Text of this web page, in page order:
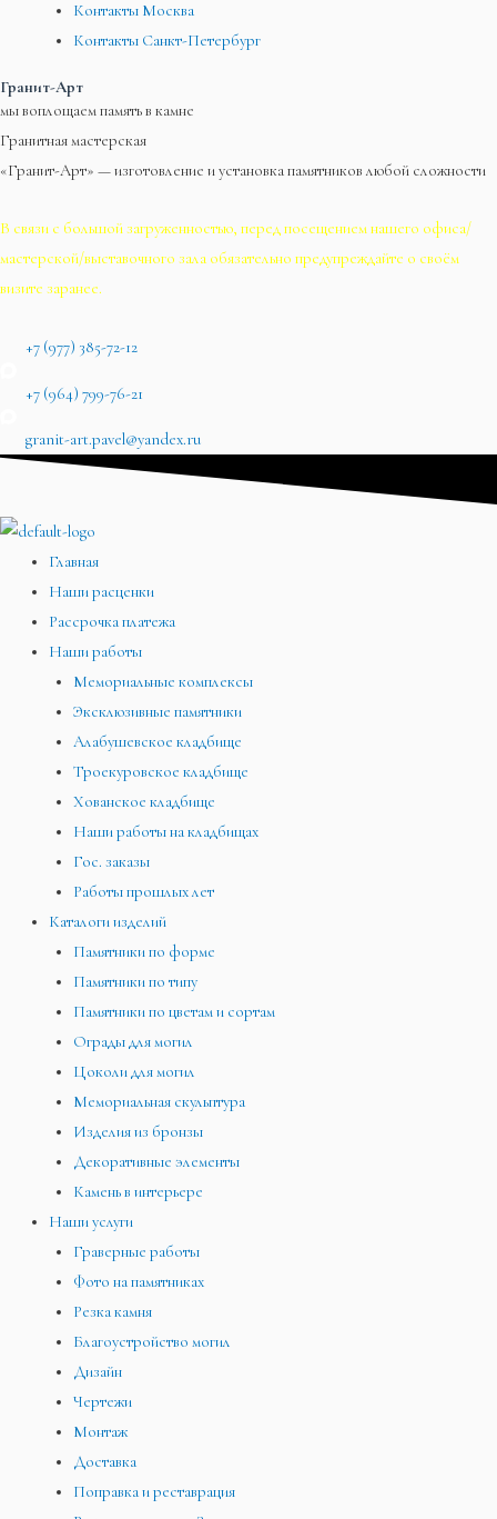
Контакты Москва
Контакты Санкт-Петербург
Гранит-Арт
мы воплощаем память в камне
Гранитная мастерская
«Гранит-Арт» — изготовление и установка памятников любой сложности
В связи с большой загруженностью, перед посещением нашего офиса/
мастерской/выставочного зала обязательно предупреждайте о своём
визите заранее.
+7 (977) 385-72-12
+7 (964) 799-76-21
granit-art.pavel@yandex.ru
Главная
Наши расценки
Рассрочка платежа
Наши работы
Мемориальные комплексы
Эксклюзивные памятники
Алабушевское кладбище
Троекуровское кладбище
Хованское кладбище
Наши работы на кладбищах
Гос. заказы
Работы прошлых лет
Каталоги изделий
Памятники по форме
Памятники по типу
Памятники по цветам и сортам
Ограды для могил
Цоколи для могил
Мемориальная скульптура
Изделия из бронзы
Декоративные элементы
Камень в интерьере
Наши услуги
Граверные работы
Фото на памятниках
Резка камня
Благоустройство могил
Дизайн
Чертежи
Монтаж
Доставка
Поправка и реставрация